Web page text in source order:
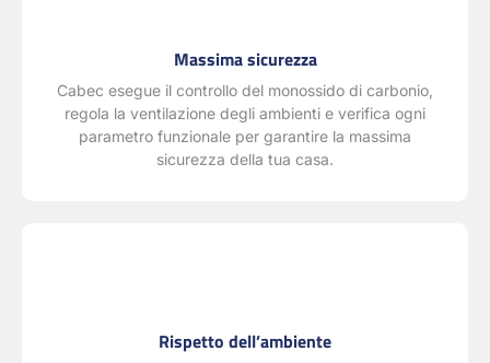
Massima sicurezza
Cabec esegue il controllo del monossido di carbonio,
regola la ventilazione degli ambienti e verifica ogni
parametro funzionale per garantire la massima
sicurezza della tua casa.
Rispetto dell’ambiente